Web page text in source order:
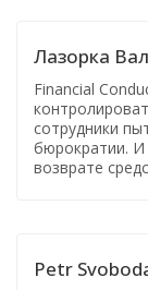
Лазорка
Financial
сотрудники
бюрократии.
возврате
Petr